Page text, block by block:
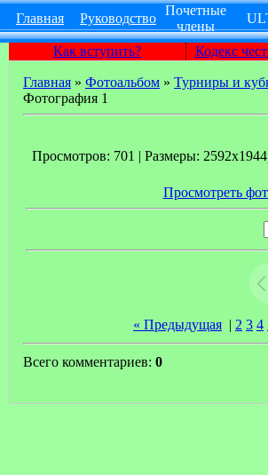
Главная Руководство
Почетные
члены
Как вступить?
Кодекс
Главная » Фотоальбом » Турниры и
Фотография 1
Просмотров: 701 | Размеры:
Просмотреть
« Предыдущая | 2 3 4
Всего комментариев: 0